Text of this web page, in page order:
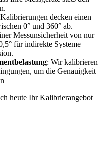
decken einen
0° und 360° ab.
Messunsicherheit von nur
für indirekte Systeme
: Wir kalibrieren
um die Genauigkeit
heute Ihr Kalibrierangebot